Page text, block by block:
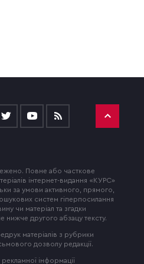
Повне або часткове
інтернет-видання «КУРС»
за умови активного, прямого,
систем гіперпосилання
чи матеріал та згадки
нижче другого абзацу тексту.
матеріалів з рубрики
дозволу редакції.
рекламної інформації